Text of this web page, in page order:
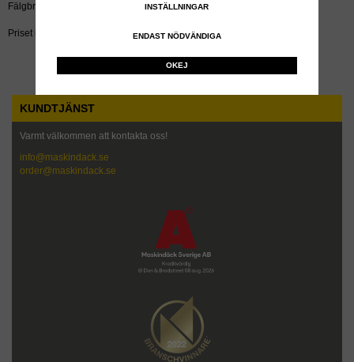
Fälgbredd tum: 4.00E
Priset inkluderar återvinningsavgift!
KUNDTJÄNST
Varmt välkommen att kontakta oss!
info@maskindack.se
order@maskindack.se
INSTÄLLNINGAR
ENDAST NÖDVÄNDIGA
OKEJ